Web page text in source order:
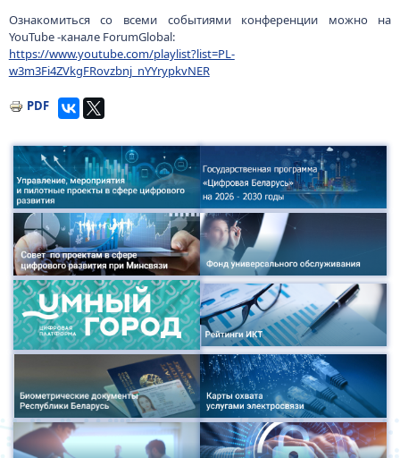
Ознакомиться со всеми событиями конференции можно на
YouTube -канале ForumGlobal:
https://www.youtube.com/playlist?list=PL-
w3m3Fi4ZVkgFRovzbnj_nYYrypkvNER
PDF